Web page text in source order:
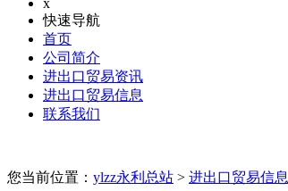
x
快速导航
首页
公司简介
进出口贸易资讯
进出口贸易信息
联系我们
您当前位置： ylzz永利总站 > 进出口贸易信息